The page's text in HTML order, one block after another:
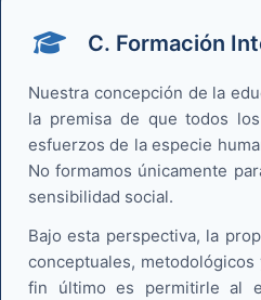
C. Formación
Nuestra concepción de la
la premisa de que todos
esfuerzos de la especie
No formamos únicamente
sensibilidad social.
Bajo esta perspectiva, la
conceptuales,
fin último es permitirle al